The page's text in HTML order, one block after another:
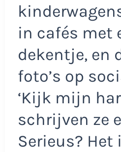
in cafés met
dekentje, en
foto’s op
‘Kijk mijn
schrijven ze
Serieus? Het